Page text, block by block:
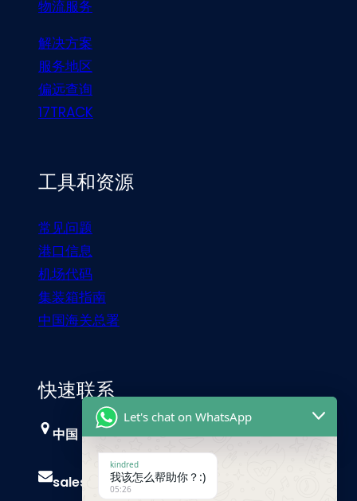
物流服务
解决方案
服务地区
偏远查询
17TRACK
工具和资源
常见问题
港口信息
机场代码
集装箱指南
中国海关总署
快速联系
中国，广州
sales@trust-freight.com
Let's chat on WhatsApp
kindred
我该怎么帮助你？:)
05:26